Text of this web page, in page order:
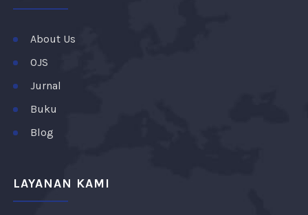
About Us
OJS
Jurnal
Buku
Blog
LAYANAN KAMI